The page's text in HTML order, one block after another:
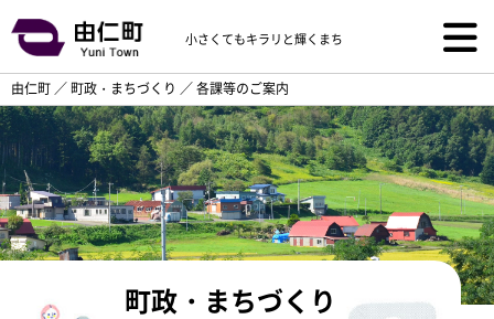
小さくてもキラリと輝くまち
由仁町 ／ 町政・まちづくり ／ 各課等のご案内
町政・まちづくり